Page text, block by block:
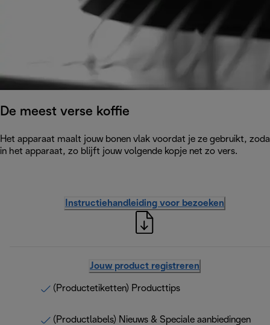
De meest verse koffie
Het apparaat maalt jouw bonen vlak voordat je ze gebruikt,
in het apparaat, zo blijft jouw volgende kopje net zo vers.
Instructiehandleiding voor bezoeken
Jouw product registreren
(Productetiketten) Producttips
(Productlabels) Nieuws & Speciale aanbiedingen